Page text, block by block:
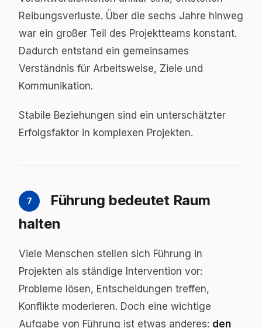
Reibungsverluste. Über die sechs Jahre hinweg
war ein großer Teil des Projektteams konstant.
Dadurch entstand ein gemeinsames
Verständnis für Arbeitsweise, Ziele und
Kommunikation.
Stabile Beziehungen sind ein unterschätzter
Erfolgsfaktor in komplexen Projekten.
7
Führung bedeutet Raum
halten
Viele Menschen stellen sich Führung in
Projekten als ständige Intervention vor:
Probleme lösen, Entscheidungen treffen,
Konflikte moderieren. Doch eine wichtige
Aufgabe von Führung ist etwas anderes: den